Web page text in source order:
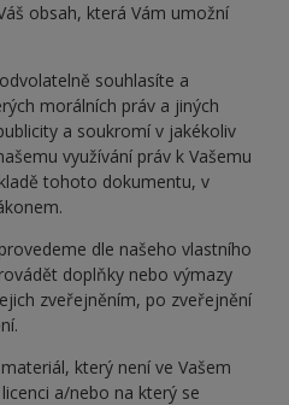
obsah, která Vám umožní
souhlasíte a
morálních práv a jiných
a soukromí v jakékoliv
využívání práv k Vašemu
tohoto dokumentu, v
dle našeho vlastního
doplňky nebo výmazy
zveřejněním, po zveřejnění
který není ve Vašem
a/nebo na který se